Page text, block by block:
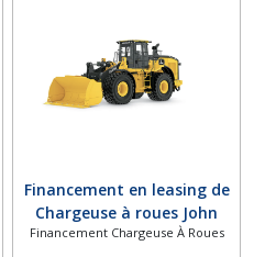
Financement en leasing de
Chargeuse à roues John
Deer 744 P-Tier
Financement Chargeuse À Roues